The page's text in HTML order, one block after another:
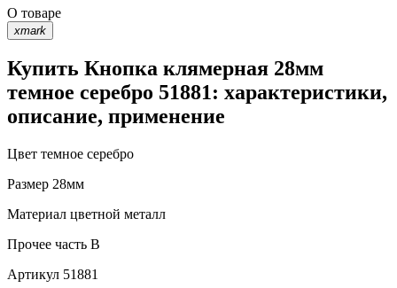
О товаре
xmark
Купить Кнопка клямерная 28мм
темное серебро 51881: характеристики,
описание, применение
Цвет темное серебро
Размер 28мм
Материал цветной металл
Прочее часть B
Артикул 51881